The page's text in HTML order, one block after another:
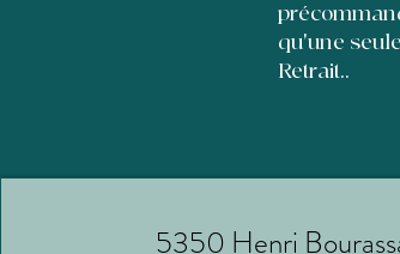
qu'une
Retrait..
5350 Henri